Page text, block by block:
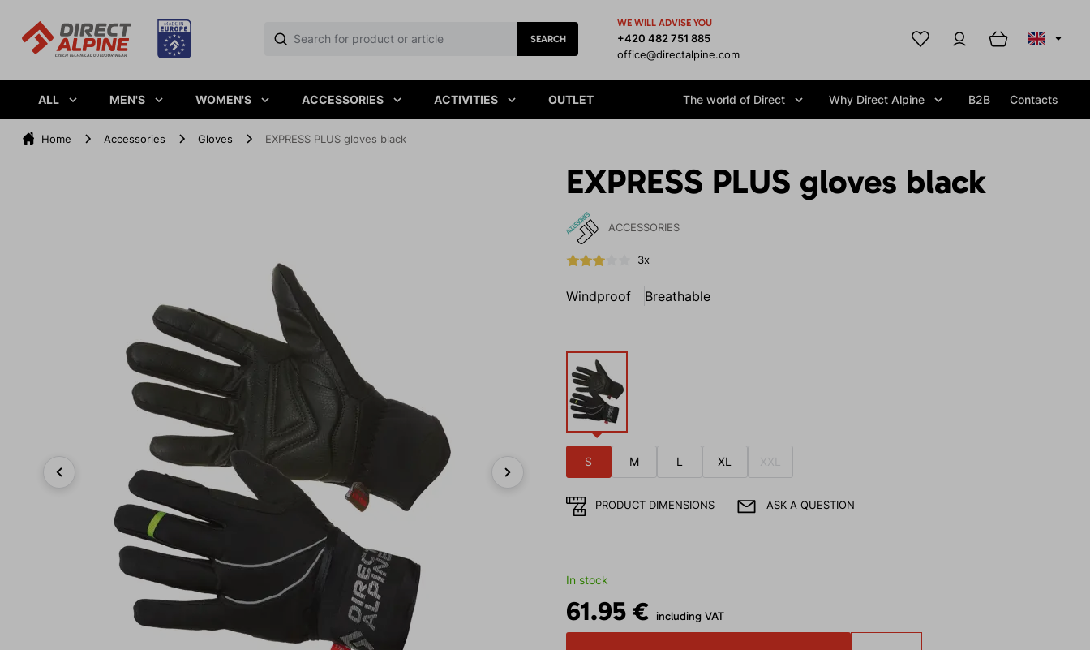
SEARCH
WE WILL ADVISE YOU
+420 482 751 885
office@directalpine.com
ALL MEN'S WOMEN'S ACCESSORIES ACTIVITIES OUTLET The world of Direct Why Direct Alpine B2B Contacts
Home Accessories Gloves EXPRESS PLUS gloves black
EXPRESS PLUS gloves black
ACCESSORIES
3x
Windproof Breathable
S M L XL XXL
PRODUCT DIMENSIONS ASK A QUESTION
In stock
61.95 € including VAT